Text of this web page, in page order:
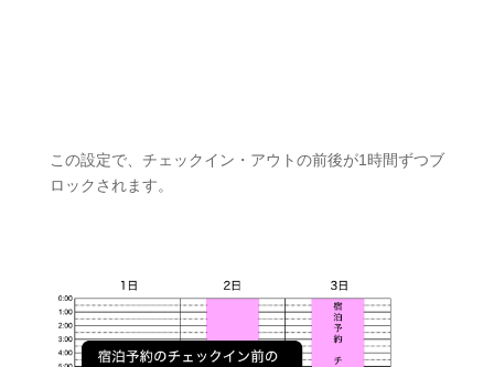
この設定で、チェックイン・アウトの前後が1時間ずつブ
ロックされます。